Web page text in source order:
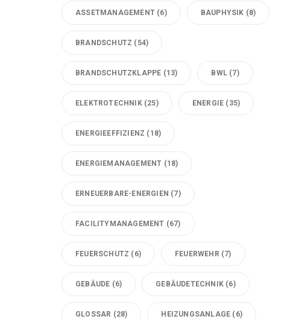
ASSETMANAGEMENT (6) BAUPHYSIK (8)
BRANDSCHUTZ (54)
BRANDSCHUTZKLAPPE (13) BWL (7)
ELEKTROTECHNIK(25) ENERGIE (35)
ENERGIEEFFIZIENZ (18)
ENERGIEMANAGEMENT (18)
ERNEUERBARE-ENERGIEN (7)
FACILITYMANAGEMENT (67)
FEUERSCHUTZ (6) FEUERWEHR (7)
GEBÄUDE (6) GEBÄUDETECHNIK (6)
GLOSSAR (28) HEIZUNGSANLAGE (6)